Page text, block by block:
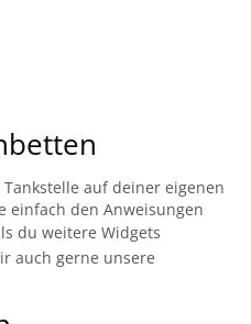
auf deiner eigenen
einfach den Anweisungen
du weitere Widgets
auch gerne unsere